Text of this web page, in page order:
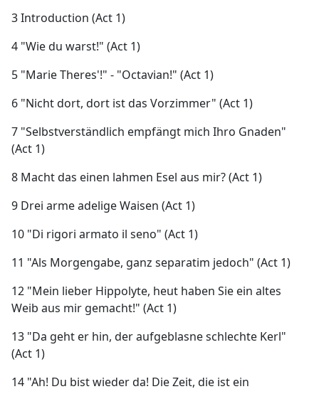
3 Introduction (Act 1)
4 "Wie du warst!" (Act 1)
5 "Marie Theres'!" - "Octavian!" (Act 1)
6 "Nicht dort, dort ist das Vorzimmer" (Act 1)
7 "Selbstverständlich empfängt mich Ihro Gnaden"
(Act 1)
8 Macht das einen lahmen Esel aus mir? (Act 1)
9 Drei arme adelige Waisen (Act 1)
10 "Di rigori armato il seno" (Act 1)
11 "Als Morgengabe, ganz separatim jedoch" (Act 1)
12 "Mein lieber Hippolyte, heut haben Sie ein altes
Weib aus mir gemacht!" (Act 1)
13 "Da geht er hin, der aufgeblasne schlechte Kerl"
(Act 1)
14 "Ah! Du bist wieder da! Die Zeit, die ist ein